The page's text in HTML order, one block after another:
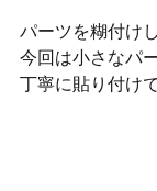
パーツを糊付けし
今回は小さなパ
丁寧に貼り付け